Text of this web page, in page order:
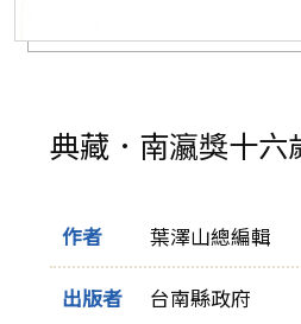
典藏．南瀛獎十六
作者 葉澤山總編輯
出版者 台南縣政府